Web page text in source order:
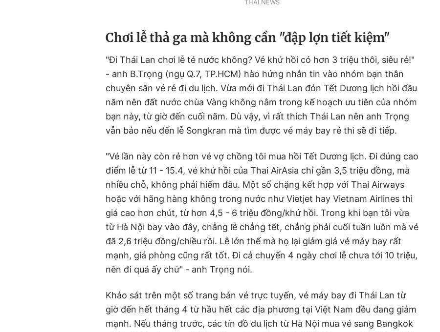
THAI.NEWS
Chơi lễ thả ga mà không cần "đập lợn tiết kiệm"
"Đi Thái Lan chơi lễ té nước không? Vé khứ hồi có hơn 3 triệu thôi, siêu rẻ!"
- anh B.Trọng (ngụ Q.7, TP.HCM) hào hứng nhắn tin vào nhóm bạn thân
chuyên săn vé rẻ đi du lịch. Vừa mới đi Thái Lan đón Tết Dương lịch hồi đầu
năm nên đất nước chùa Vàng không nằm trong kế hoạch ưu tiên của nhóm
bạn này, từ giờ đến cuối năm. Dù vậy, vì rất thích Thái Lan nên anh Trọng
vẫn bảo nếu đến lễ Songkran mà tìm được vé máy bay rẻ thì sẽ đi tiếp.
"Vé lần này còn rẻ hơn vé vợ chồng tôi mua hồi Tết Dương lịch. Đi đúng cao
điểm lễ từ 11 - 15.4, vé khứ hồi của Thai AirAsia chỉ gần 3,5 triệu đồng, mà
nhiều chỗ, không phải hiếm đâu. Một số chặng kết hợp với Thai Airways
hoặc với hãng hàng không trong nước như Vietjet hay Vietnam Airlines thì
giá cao hơn chút, từ hơn 4,5 - 6 triệu đồng/khứ hồi. Trong khi bạn tôi vừa
từ Hà Nội bay vào đây, chẳng lễ chẳng tết, chẳng phải cuối tuần luôn mà vé
đã 2,6 triệu đồng/chiều rồi. Lễ lớn thế mà họ lại giảm giá vé máy bay rất
mạnh, giá phòng cũng rất tốt. Đi cả chuyến 4 ngày chơi lễ chưa tới 10 triệu,
nên đi quá ấy chứ" - anh Trọng nói.
Khảo sát trên một số trang bán vé trực tuyến, vé máy bay đi Thái Lan từ
giờ đến hết tháng 4 từ hầu hết các địa phương tại Việt Nam đều đang giảm
mạnh. Nếu tháng trước, các tín đồ du lịch từ Hà Nội mua vé sang Bangkok